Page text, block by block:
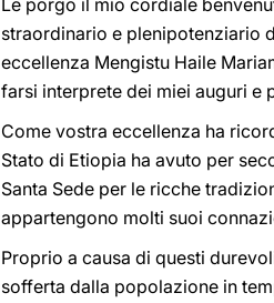
Le porgo il mio cordiale
straordinario e plenipotenziario
eccellenza Mengistu Haile
farsi interprete dei miei auguri e
Come vostra eccellenza ha
Stato di Etiopia ha avuto per
Santa Sede per le ricche
appartengono molti suoi
Proprio a causa di questi
sofferta dalla popolazione in